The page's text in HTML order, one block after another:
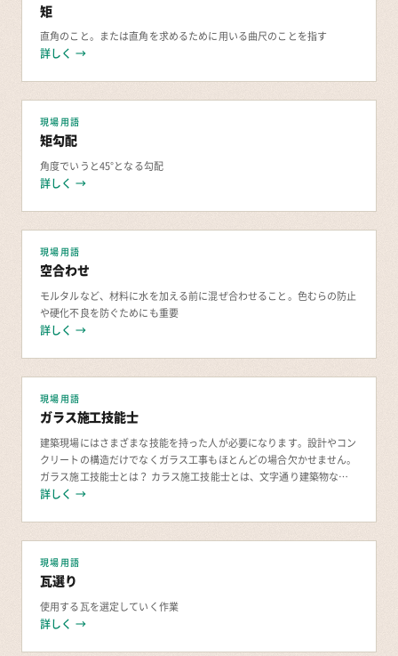
矩
直角のこと。または直角を求めるために用いる曲尺のことを指す
詳しく →
現場用語
矩勾配
角度でいうと45°となる勾配
詳しく →
現場用語
空合わせ
モルタルなど、材料に水を加える前に混ぜ合わせること。色むらの防止
や硬化不良を防ぐためにも重要
詳しく →
現場用語
ガラス施工技能士
建築現場にはさまざまな技能を持った人が必要になります。設計やコン
クリートの構造だけでなくガラス工事もほとんどの場合欠かせません。
ガラス施工技能士とは？ カラス施工技能士とは、文字通り建築物など
のガラスの工事をする仕事をする場合に役立つ
詳しく →
現場用語
瓦選り
使用する瓦を選定していく作業
詳しく →